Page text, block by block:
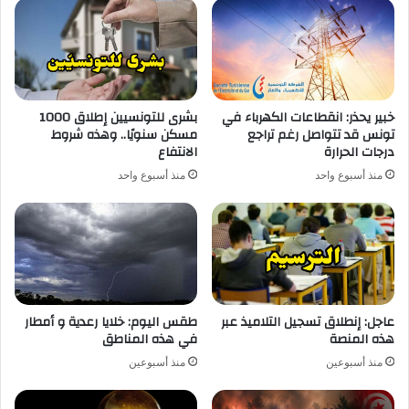
خبير يحذر: انقطاعات الكهرباء في
تونس قد تتواصل رغم تراجع
درجات الحرارة
منذ أسبوع واحد
بشرى للتونسيين إطلاق 1000
مسكن سنويًا.. وهذه شروط
الانتفاع
منذ أسبوع واحد
عاجل: إنطلاق تسجيل التلاميذ عبر
هذه المنصة
منذ أسبوعين
طقس اليوم: خلايا رعدية و أمطار
في هذه المناطق
منذ أسبوعين